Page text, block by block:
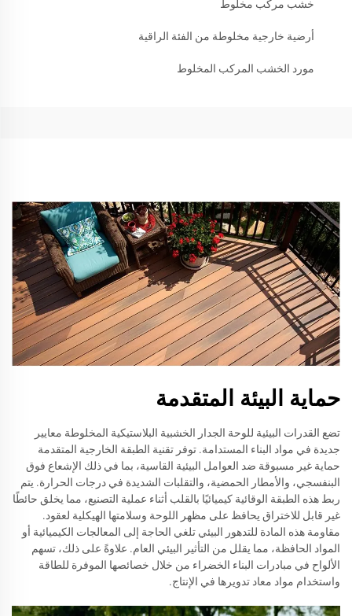
خشب مركب مخلوط
أرضية خارجية مخلوطة من الفئة الراقية
مورد الخشب المركب المخلوط
حماية البيئة المتقدمة
تضع القدرات البيئية للوحة الجدار الخشبية البلاستيكية المخلوطة معايير
جديدة في مواد البناء المستدامة. توفر تقنية الطبقة الخارجية المتقدمة
حماية غير مسبوقة ضد العوامل البيئية القاسية، بما في ذلك الإشعاع فوق
البنفسجي، والأمطار الحمضية، والتقلبات الشديدة في درجات الحرارة. يتم
ربط هذه الطبقة الوقائية كيميائيًا بالقلب أثناء عملية التصنيع، مما يخلق حائطًا
غير قابل للاختراق يحافظ على مظهر اللوحة وسلامتها الهيكلية لعقود.
مقاومة هذه المادة للتدهور البيئي تلغي الحاجة إلى المعالجات الكيميائية أو
المواد الحافظة، مما يقلل من التأثير البيئي العام. علاوةً على ذلك، تسهم
الألواح في مبادرات البناء الخضراء من خلال خصائصها الموفرة للطاقة
واستخدام مواد معاد تدويرها في الإنتاج.